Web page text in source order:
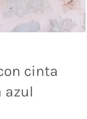
cinta
azul